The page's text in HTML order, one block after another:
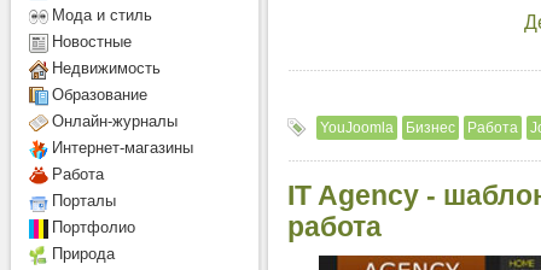
YouJoomla Бизнес Работа
IT Agency -
работа
Мода и стиль
Новостные
Недвижимость
Образование
Онлайн-журналы
Интернет-магазины
Работа
Порталы
Портфолио
Природа